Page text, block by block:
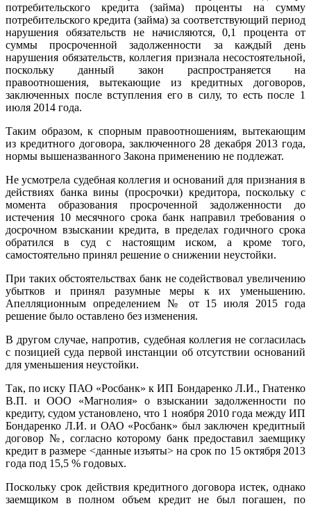
потребительского кредита (займа) проценты на сумму
потребительского кредита (займа) за соответствующий период
нарушения обязательств не начисляются, 0,1 процента от
суммы просроченной задолженности за каждый день
нарушения обязательств, коллегия признала несостоятельной,
поскольку данный закон распространяется на
правоотношения, вытекающие из кредитных договоров,
заключенных после вступления его в силу, то есть после 1
июля 2014 года.
Таким образом, к спорным правоотношениям, вытекающим
из кредитного договора, заключенного 28 декабря 2013 года,
нормы вышеназванного Закона применению не подлежат.
Не усмотрела судебная коллегия и оснований для признания в
действиях банка вины (просрочки) кредитора, поскольку с
момента образования просроченной задолженности до
истечения 10 месячного срока банк направил требования о
досрочном взыскании кредита, в пределах годичного срока
обратился в суд с настоящим иском, а кроме того,
самостоятельно принял решение о снижении неустойки.
При таких обстоятельствах банк не содействовал увеличению
убытков и принял разумные меры к их уменьшению.
Апелляционным определением № от 15 июля 2015 года
решение было оставлено без изменения.
В другом случае, напротив, судебная коллегия не согласилась
с позицией суда первой инстанции об отсутствии оснований
для уменьшения неустойки.
Так, по иску ПАО «Росбанк» к ИП Бондаренко Л.И., Гнатенко
В.П. и ООО «Магнолия» о взыскании задолженности по
кредиту, судом установлено, что 1 ноября 2010 года между ИП
Бондаренко Л.И. и ОАО «Росбанк» был заключен кредитный
договор №, согласно которому банк предоставил заемщику
кредит в размере <данные изъяты> на срок по 15 октября 2013
года под 15,5 % годовых.
Поскольку срок действия кредитного договора истек, однако
заемщиком в полном объем кредит не был погашен, по